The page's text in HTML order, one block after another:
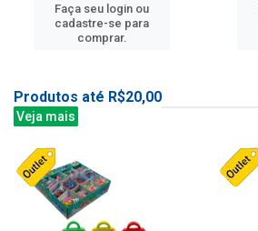
Faça seu login ou
cadastre-se para
comprar.
Produtos até R$20,00
Veja mais